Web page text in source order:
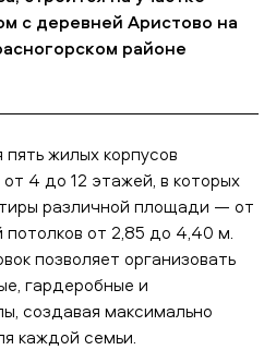
с деревней Аристово на
районе
жилых корпусов
4 до 12 этажей, в которых
различной площади — от
потолков от 2,85 до 4,40 м.
позволяет организовать
гардеробные и
создавая максимально
каждой семьи.